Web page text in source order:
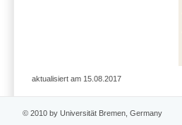
aktualisiert am 15.08.2017
© 2010 by Universität Bremen, Germany